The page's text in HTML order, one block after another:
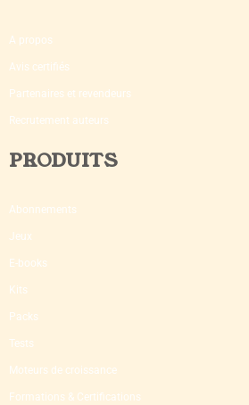
A propos
Avis certifiés
Partenaires et revendeurs
Recrutement auteurs
PRODUITS
Abonnements
Jeux
E-books
Kits
Packs
Tests
Moteurs de croissance
Formations & Certifications